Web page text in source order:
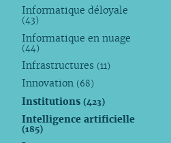
Informatique déloyale
(43)
Informatique en nuage
(44)
Infrastructures (11)
Innovation (68)
Institutions(423)
Intelligence artificielle
(185)